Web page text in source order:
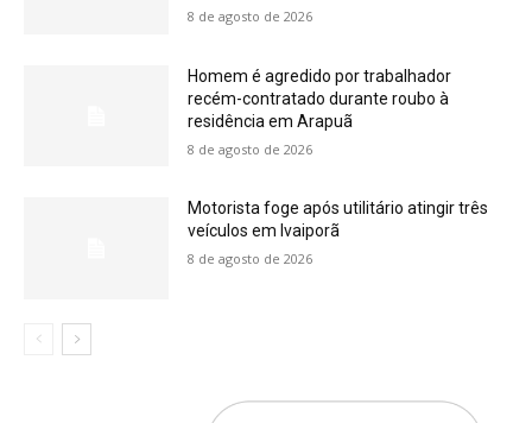
8 de agosto de 2026
Homem é agredido por trabalhador
recém-contratado durante roubo à
residência em Arapuã
8 de agosto de 2026
Motorista foge após utilitário atingir três
veículos em Ivaiporã
8 de agosto de 2026